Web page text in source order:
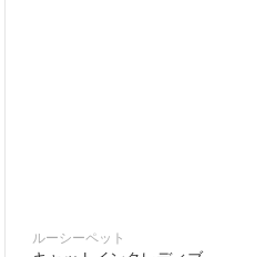
ルーシーペット